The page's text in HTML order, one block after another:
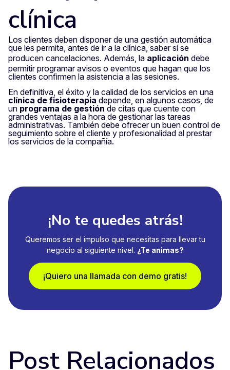
clínica
Los clientes deben disponer de una gestión automática
que les permita, antes de ir a la clínica, saber si se
producen cancelaciones. Además, la aplicación debe
permitir programar avisos o eventos que hagan que los
clientes confirmen la asistencia a las sesiones.
En definitiva, el éxito y la calidad de los servicios en una
clínica de fisioterapia depende, en algunos casos, de
un programa de gestión de citas que cuente con
grandes ventajas a la hora de gestionar las tareas
administrativas. También debe ofrecer un buen control de
seguimiento sobre el cliente y profesionalidad al prestar
los servicios de la compañía.
¡No te quedes atrás!
Queremos ser el impulso que necesitas para llevar tu
negocio al siguiente nivel. ¿Te animas?
¡Quiero una llamada con demo gratis!
Post Relacionados